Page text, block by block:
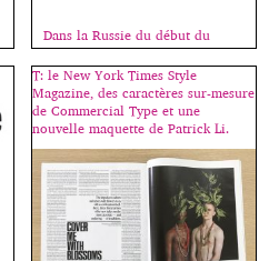
Dans la Russie du début du
siècle, peintres et poètes
travaillent également en osmose.
Cette façon d’envisager l’art sous
un double regard permet de
découvrir les principes
structurels et l’essence même du
geste créateur que l’on soumet à
des expérimentations multiples
pour mieux comprendre ses
fondements. C’est Ilia
Zdanevitch, alors tout jeune
poète qui choisira […]
T: le New York Times Style
Magazine, des caractères sur-mesure
de Commercial Type et une
nouvelle maquette de Patrick Li.